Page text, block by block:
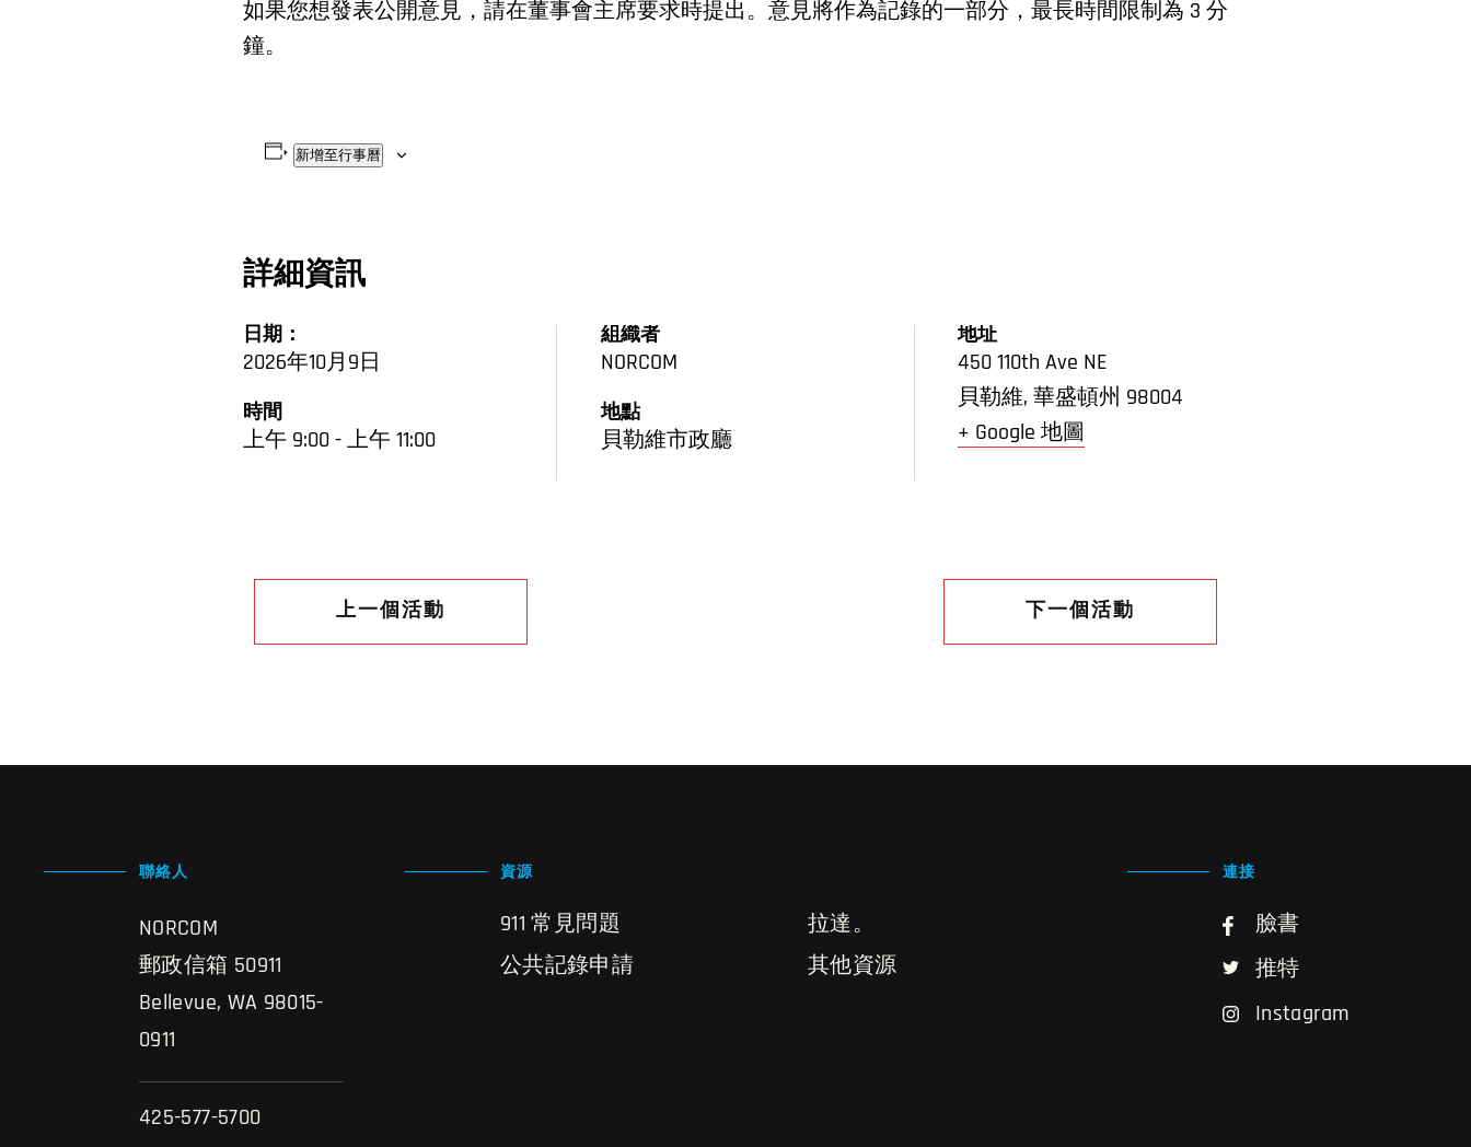
如果您想發表公開意見，請在董事會主席要求時提出。意見將作為記錄的一部分，最長時間限制為 3 分
鐘。
新增至行事曆
詳細資訊
日期：
2026年10月9日
時間
上午 9:00 - 上午 11:00
組織者
NORCOM
地點
貝勒維市政廳
地址
450 110th Ave NE
貝勒維, 華盛頓州 98004
+ Google 地圖
上一個活動 下一個活動
聯絡人
NORCOM
郵政信箱 50911
Bellevue, WA 98015-
0911
425-577-5700
資源
911 常見問題
公共記錄申請
拉達。
其他資源
連接
臉書
推特
Instagram